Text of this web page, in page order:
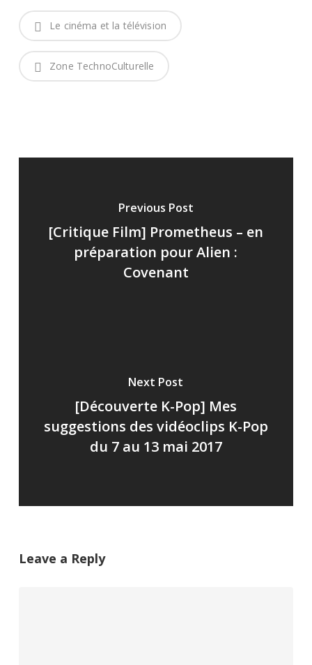
Le cinéma et la télévision
Zone TechnoCulturelle
Previous Post
[Critique Film] Prometheus – en
préparation pour Alien :
Covenant
Next Post
[Découverte K-Pop] Mes
suggestions des vidéoclips K-Pop
du 7 au 13 mai 2017
Leave a Reply